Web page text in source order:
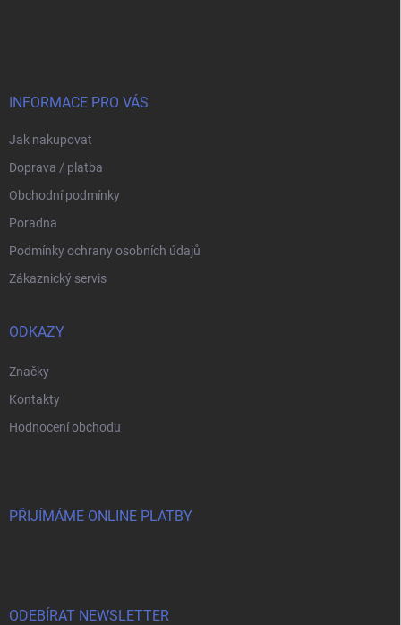
INFORMACE PRO VÁS
Jak nakupovat
Doprava / platba
Obchodní podmínky
Poradna
Podmínky ochrany osobních údajů
Zákaznický servis
ODKAZY
Značky
Kontakty
Hodnocení obchodu
PŘIJÍMÁME ONLINE PLATBY
ODEBÍRAT NEWSLETTER